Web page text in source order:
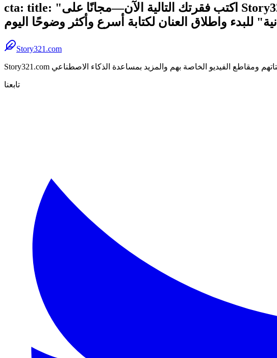
cta: title: "اكتب فقرتك التالية الآن—مجانًا على Story321" description: "أنشئ فقرة مصقولة في ثوانٍ باستخدام مولد الفقرات بالذكاء
Story321.com
تابعنا